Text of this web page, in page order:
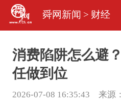
舜网新闻 > 财经
消费陷阱怎么避
任做到位
2026-07-08 16:35:43 来源：